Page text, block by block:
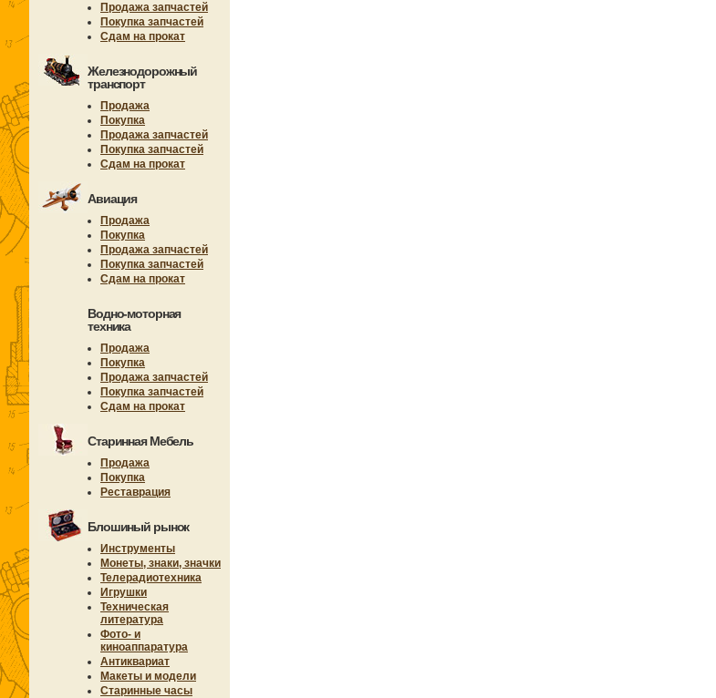
Продажа запчастей
Покупка запчастей
Сдам на прокат
Железнодорожный
транспорт
Продажа
Покупка
Продажа запчастей
Покупка запчастей
Сдам на прокат
Авиация
Продажа
Покупка
Продажа запчастей
Покупка запчастей
Сдам на прокат
Водно-моторная
техника
Продажа
Покупка
Продажа запчастей
Покупка запчастей
Сдам на прокат
Старинная Мебель
Продажа
Покупка
Реставрация
Блошиный рынок
Инструменты
Монеты, знаки, значки
Телерадиотехника
Игрушки
Техническая
литература
Фото- и
киноаппаратура
Антиквариат
Макеты и модели
Старинные часы